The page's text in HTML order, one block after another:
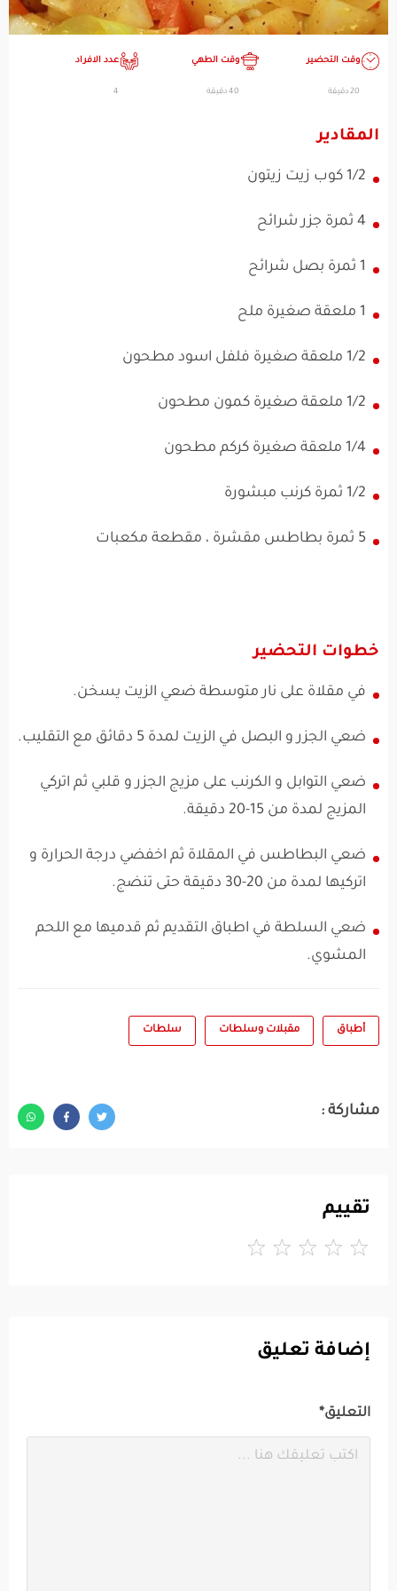
وقت التحضير
20 دقيقة
وقت الطهي
40 دقيقة
عدد الافراد
4
المقادير
1/2 كوب زيت زيتون
4 ثمرة جزر شرائح
1 ثمرة بصل شرائح
1 ملعقة صغيرة ملح
1/2 ملعقة صغيرة فلفل اسود مطحون
1/2 ملعقة صغيرة كمون مطحون
1/4 ملعقة صغيرة كركم مطحون
1/2 ثمرة كرنب مبشورة
5 ثمرة بطاطس مقشرة ، مقطعة مكعبات
خطوات التحضير
في مقلاة على نار متوسطة ضعي الزيت يسخن.
ضعي الجزر و البصل في الزيت لمدة 5 دقائق مع التقليب.
ضعي التوابل و الكرنب على مزيج الجزر و قلبي ثم اتركي
المزيج لمدة من 15-20 دقيقة.
ضعي البطاطس في المقلاة ثم اخفضي درجة الحرارة و
اتركيها لمدة من 20-30 دقيقة حتى تنضج.
ضعي السلطة في اطباق التقديم ثم قدميها مع اللحم
المشوي.
أطباق مقبلات وسلطات سلطات
مشاركة :
تقييم
إضافة تعليق
التعليق*